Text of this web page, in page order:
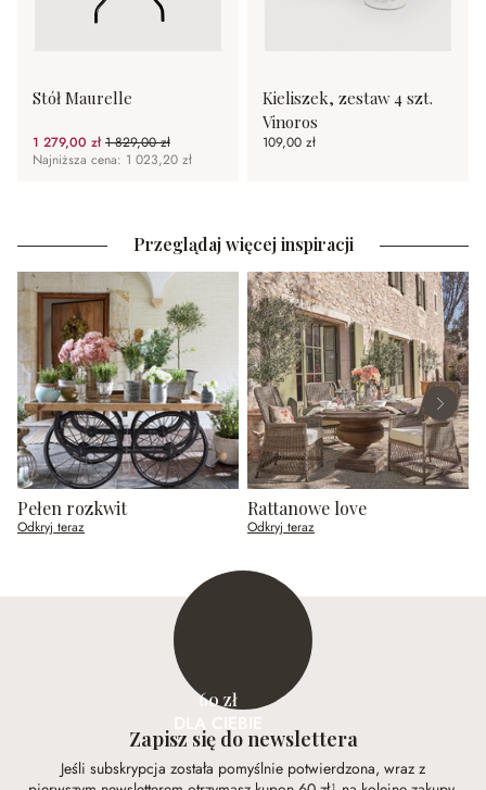
Stół Maurelle
1 279,00 zł1 829,00 zł
(30.07%spared)
Najniższa cena: 1 023,20 zł
Kieliszek, zestaw 4 szt.
Vinoros
109,00 zł
Przeglądaj więcej inspiracji
Pełen rozkwit
Odkryj teraz
Rattanowe love
Odkryj teraz
60 zł
DLA CIEBIE
Zapisz się do newslettera
Jeśli subskrypcja została pomyślnie potwierdzona, wraz z